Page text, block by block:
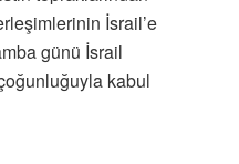
İsrail’e
günü İsrail
kabul